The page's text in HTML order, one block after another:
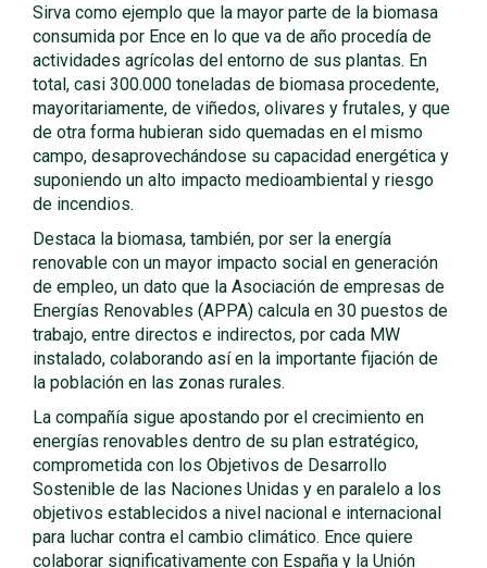
Sirva como ejemplo que la mayor parte de la biomasa
consumida por Ence en lo que va de año procedía de
actividades agrícolas del entorno de sus plantas. En
total, casi 300.000 toneladas de biomasa procedente,
mayoritariamente, de viñedos, olivares y frutales, y que
de otra forma hubieran sido quemadas en el mismo
campo, desaprovechándose su capacidad energética y
suponiendo un alto impacto medioambiental y riesgo
de incendios.
Destaca la biomasa, también, por ser la energía
renovable con un mayor impacto social en generación
de empleo, un dato que la Asociación de empresas de
Energías Renovables (APPA) calcula en 30 puestos de
trabajo, entre directos e indirectos, por cada MW
instalado, colaborando así en la importante fijación de
la población en las zonas rurales.
La compañía sigue apostando por el crecimiento en
energías renovables dentro de su plan estratégico,
comprometida con los Objetivos de Desarrollo
Sostenible de las Naciones Unidas y en paralelo a los
objetivos establecidos a nivel nacional e internacional
para luchar contra el cambio climático. Ence quiere
colaborar significativamente con España y la Unión